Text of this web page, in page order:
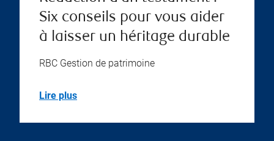
Six conseils pour vous aider
à laisser un héritage durable
RBC Gestion de patrimoine
Lire plus